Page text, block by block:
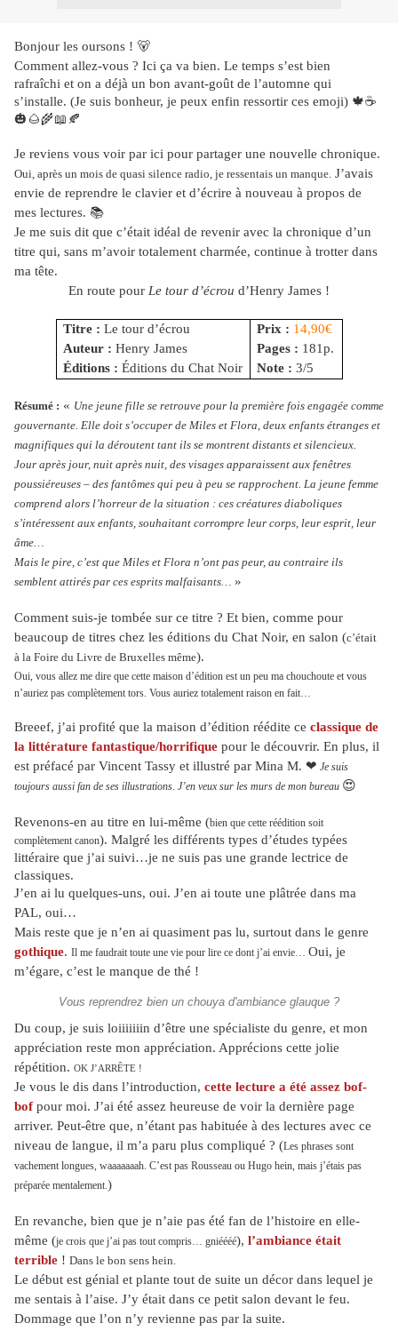
Bonjour les oursons ! 🐻
Comment allez-vous ? Ici ça va bien. Le temps s’est bien
rafraîchi et on a déjà un bon avant-goût de l’automne qui
s’installe. (Je suis bonheur, je peux enfin ressortir ces emoji) 🍁☕
🎃🌰🌾📖🍂
Je reviens vous voir par ici pour partager une nouvelle chronique.
Oui, après un mois de quasi silence radio, je ressentais un manque. J’avais
envie de reprendre le clavier et d’écrire à nouveau à propos de
mes lectures. 📚
Je me suis dit que c’était idéal de revenir avec la chronique d’un
titre qui, sans m’avoir totalement charmée, continue à trotter dans
ma tête.
En route pour Le tour d’écrou d’Henry James !
Titre : Le tour d’écrou
Auteur : Henry James
Éditions : Éditions du Chat Noir
Prix : 14,90€
Pages : 181p.
Note : 3/5
Résumé : « Une jeune fille se retrouve pour la première fois engagée comme
gouvernante. Elle doit s’occuper de Miles et Flora, deux enfants étranges et
magnifiques qui la déroutent tant ils se montrent distants et silencieux.
Jour après jour, nuit après nuit, des visages apparaissent aux fenêtres
poussiéreuses – des fantômes qui peu à peu se rapprochent. La jeune femme
comprend alors l’horreur de la situation : ces créatures diaboliques
s’intéressent aux enfants, souhaitant corrompre leur corps, leur esprit, leur
âme…
Mais le pire, c’est que Miles et Flora n’ont pas peur, au contraire ils
semblent attirés par ces esprits malfaisants… »
Comment suis-je tombée sur ce titre ? Et bien, comme pour
beaucoup de titres chez les éditions du Chat Noir, en salon (c’était
à la Foire du Livre de Bruxelles même).
Oui, vous allez me dire que cette maison d’édition est un peu ma chouchoute et vous
n’auriez pas complètement tors. Vous auriez totalement raison en fait…
Breeef, j’ai profité que la maison d’édition réédite ce classique de
la littérature fantastique/horrifique pour le découvrir. En plus, il
est préfacé par Vincent Tassy et illustré par Mina M. ❤ Je suis
toujours aussi fan de ses illustrations. J’en veux sur les murs de mon bureau 😍
Revenons-en au titre en lui-même (bien que cette réédition soit
complètement canon). Malgré les différents types d’études typées
littéraire que j’ai suivi…je ne suis pas une grande lectrice de
classiques.
J’en ai lu quelques-uns, oui. J’en ai toute une plâtrée dans ma
PAL, oui…
Mais reste que je n’en ai quasiment pas lu, surtout dans le genre
gothique. Il me faudrait toute une vie pour lire ce dont j’ai envie… Oui, je
m’égare, c’est le manque de thé !
Vous reprendrez bien un chouya d'ambiance glauque ?
Du coup, je suis loiiiiiiin d’être une spécialiste du genre, et mon
appréciation reste mon appréciation. Apprécions cette jolie
répétition. OK J’ARRÊTE !
Je vous le dis dans l’introduction, cette lecture a été assez bof-
bof pour moi. J’ai été assez heureuse de voir la dernière page
arriver. Peut-être que, n’étant pas habituée à des lectures avec ce
niveau de langue, il m’a paru plus compliqué ? (Les phrases sont
vachement longues, waaaaaaah. C’est pas Rousseau ou Hugo hein, mais j’étais pas
préparée mentalement.)
En revanche, bien que je n’aie pas été fan de l’histoire en elle-
même (je crois que j’ai pas tout compris… gniéééé), l’ambiance était
terrible ! Dans le bon sens hein.
Le début est génial et plante tout de suite un décor dans lequel je
me sentais à l’aise. J’y était dans ce petit salon devant le feu.
Dommage que l’on n’y revienne pas par la suite.